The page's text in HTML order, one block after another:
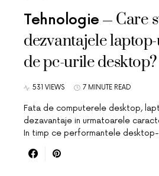
Tehnologie
Care
dezvantajele
de pc-urile desktop?
531 VIEWS 7 MINUTE READ
Fata de computerele desktop,
dezavantaje in urmatoarele
In timp ce performantele